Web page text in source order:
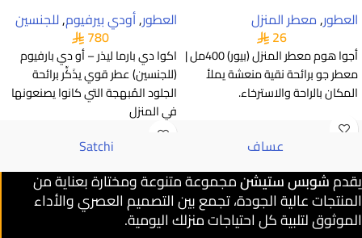
العطور,معطر المنزل
26
أجوا هوم معطر المنزل (بيور) 400مل |
معطر جو برائحة نقية منعشة يملأ
المكان بالراحة والاسترخاء.
العطور,أودي بيرفيوم,للجنسين
780
اكوا دي بارما ليذر – أو دي بارفيوم
(للجنسين) عطر قوي يذَكِّر برائحة
الجلود المُبهجة التي كانوا يصنعونها
في المنزل
عساف Satchi
يقدمشوبس ستيشنمجموعة متنوعة ومختارة بعناية من
المنتجات عالية الجودة، تجمع بين التصميم العصري والأداء
الموثوق لتلبية كل احتياجات منزلك اليومية.